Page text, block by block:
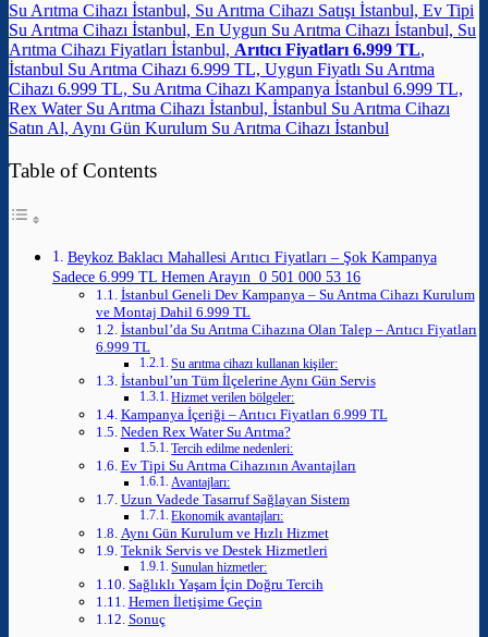
Su Arıtma Cihazı İstanbul, Su Arıtma Cihazı Satışı İstanbul, Ev Tipi
Su Arıtma Cihazı İstanbul, En Uygun Su Arıtma Cihazı İstanbul, Su
Arıtma Cihazı Fiyatları İstanbul, Arıtıcı Fiyatları 6.999 TL,
İstanbul Su Arıtma Cihazı 6.999 TL, Uygun Fiyatlı Su Arıtma
Cihazı 6.999 TL, Su Arıtma Cihazı Kampanya İstanbul 6.999 TL,
Rex Water Su Arıtma Cihazı İstanbul, İstanbul Su Arıtma Cihazı
Satın Al, Aynı Gün Kurulum Su Arıtma Cihazı İstanbul
Table of Contents
Beykoz Baklacı Mahallesi Arıtıcı Fiyatları – Şok Kampanya
Sadece 6.999 TL Hemen Arayın 0 501 000 53 16
İstanbul Geneli Dev Kampanya – Su Arıtma Cihazı Kurulum
ve Montaj Dahil 6.999 TL
İstanbul’da Su Arıtma Cihazına Olan Talep – Arıtıcı Fiyatları
6.999 TL
Su arıtma cihazı kullanan kişiler:
İstanbul’un Tüm İlçelerine Aynı Gün Servis
Hizmet verilen bölgeler:
Kampanya İçeriği – Arıtıcı Fiyatları 6.999 TL
Neden Rex Water Su Arıtma?
Tercih edilme nedenleri:
Ev Tipi Su Arıtma Cihazının Avantajları
Avantajları:
Uzun Vadede Tasarruf Sağlayan Sistem
Ekonomik avantajları:
Aynı Gün Kurulum ve Hızlı Hizmet
Teknik Servis ve Destek Hizmetleri
Sunulan hizmetler:
Sağlıklı Yaşam İçin Doğru Tercih
Hemen İletişime Geçin
Sonuç